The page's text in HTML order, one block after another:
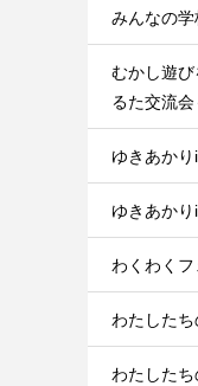
みんなの
むかし遊
るた交流
ゆきあか
ゆきあか
わくわく
わたした
わたした